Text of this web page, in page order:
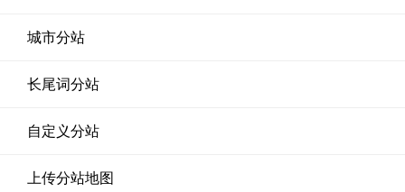
城市分站
长尾词分站
自定义分站
上传分站地图